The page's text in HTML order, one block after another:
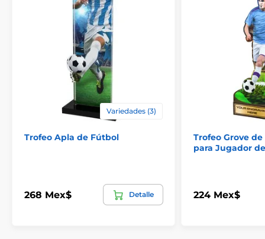
Variedades (3)
Trofeo Apla de Fútbol
268 Mex$ Detalle
Trofeo Grove
para Jugador
224 Mex$